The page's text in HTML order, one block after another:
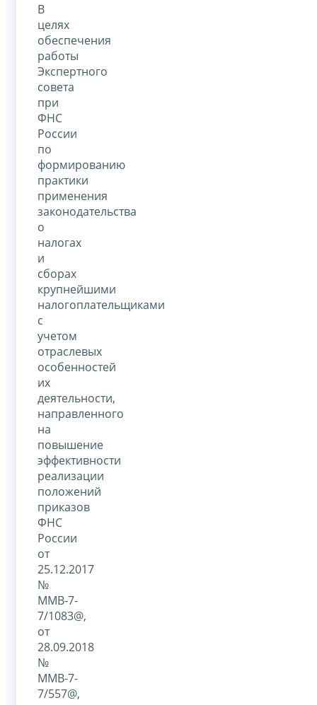
В
целях
обеспечения
работы
Экспертного
совета
при
ФНС
России
по
формированию
практики
применения
законодательства
о
налогах
и
сборах
крупнейшими
налогоплательщиками
с
учетом
отраслевых
особенностей
их
деятельности,
направленного
на
повышение
эффективности
реализации
положений
приказов
ФНС
России
от
25.12.2017
№
ММВ-7-
7/1083@,
от
28.09.2018
№
ММВ-7-
7/557@,